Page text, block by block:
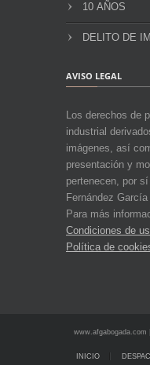
10 AÑOS
DELITO DE
AVISO LEGAL
Los derechos de
industrial
imágenes, así
presentación y
pertenecen, por
Fernández García
Para más
Condiciones de
Política de
www.afgabogada.com
INICIO